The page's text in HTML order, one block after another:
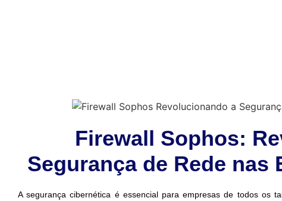
Firewall Sophos:
Segurança de Rede nas
A segurança cibernética é essencial para empresas de todos os